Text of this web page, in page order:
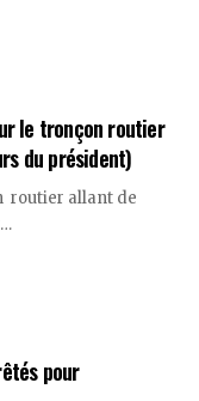
le tronçon routier
du président)
routier allant de
…
pour